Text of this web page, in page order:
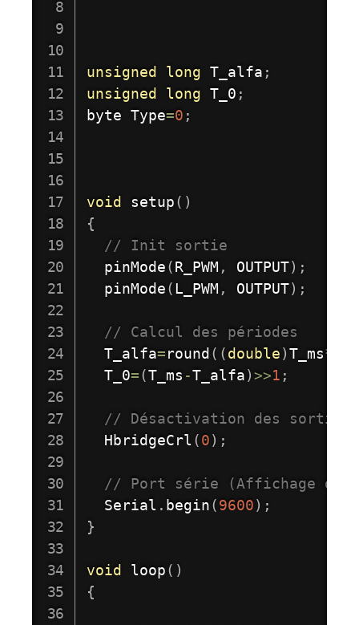
unsigned long T_alfa ;
unsigned
long T_0 ;
byte Type=0 ;
void setup( )
{
// Init sortie
pinMode(R_PWM , OUTPUT) ;
pinMode(L_PWM , OUTPUT) ;
// Calcul des périodes
  T_alfa
=round( (double)T_ms*
  T_0
=(T_ms -T_alfa)>>1 ;
// Désactivation des
HbridgeCrl (0) ;
// Port série (Affichage des
  Serial
. begin(9600) ;
}
void loop( )
{